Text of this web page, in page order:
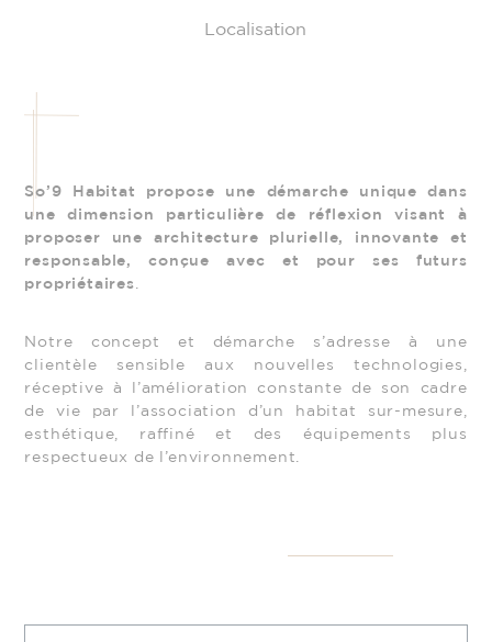
Localisation
So’9 Habitat propose une démarche unique dans
une dimension particulière de réflexion visant à
proposer une architecture plurielle, innovante et
responsable, conçue avec et pour ses futurs
propriétaires
Notre concept et démarche s’adresse à une
clientèle sensible aux nouvelles technologies,
réceptive à l’amélioration constante de son cadre
de vie par l’association d’un habitat sur-mesure,
esthétique, raffiné et des équipements plus
respectueux de l’environnement.